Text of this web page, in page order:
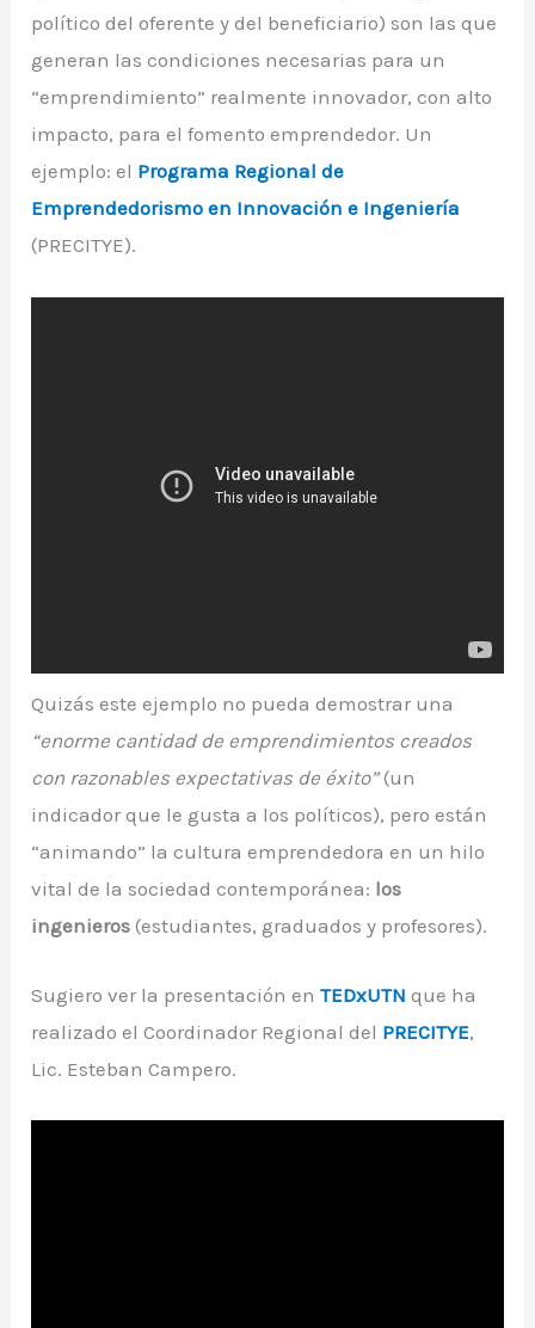
político del oferente y del beneficiario) son las que
generan las condiciones necesarias para un
“emprendimiento” realmente innovador, con alto
impacto, para el fomento emprendedor. Un
ejemplo: el Programa Regional de
Emprendedorismo en Innovación e Ingeniería
(PRECITYE).
Quizás este ejemplo no pueda demostrar una
“enorme cantidad de emprendimientos creados
con razonables expectativas de éxito”(un
indicador que le gusta a los políticos), pero están
“animando” la cultura emprendedora en un hilo
vital de la sociedad contemporánea: los
ingenieros (estudiantes, graduados y profesores).
Sugiero ver la presentación enTEDxUTN que ha
realizado el Coordinador Regional del PRECITYE,
Lic. Esteban Campero.